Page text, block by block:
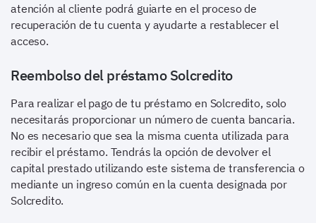
atención al cliente podrá guiarte en el proceso de
recuperación de tu cuenta y ayudarte a restablecer el
acceso.
Reembolso del préstamo Solcredito
Para realizar el pago de tu préstamo en Solcredito, solo
necesitarás proporcionar un número de cuenta bancaria.
No es necesario que sea la misma cuenta utilizada para
recibir el préstamo. Tendrás la opción de devolver el
capital prestado utilizando este sistema de transferencia o
mediante un ingreso común en la cuenta designada por
Solcredito.